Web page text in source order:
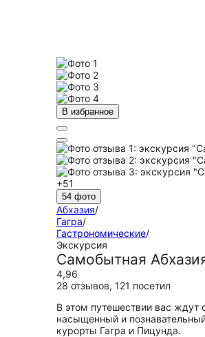
В избранное
+51
54 фото
Абхазия/
Гагра/
Гастрономические/
Экскурсия
Самобытная
4,96
28 отзывов, 121 посетил
В этом путешествии вас ждут
насыщенный и
курорты Гагра и Пицунда.